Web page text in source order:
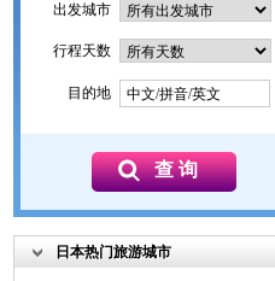
出发城市
行程天数
目的地 中文/拼音/英文
日本热门旅游城市